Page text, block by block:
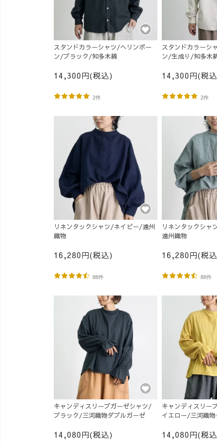
スタンドカラーシャツ/ヘリンボー
ン/ブラック/知多木綿
14,300円(税込)
2件
スタンドカラーシ
ン/生成り/知多木
14,300円(税
2件
リネンタックシャツ/ネイビー/遠州
織物
16,280円(税込)
88件
リネンタックシ
遠州織物
16,280円(税
88件
キャンディスリーブガーゼシャツ/
ブラック/三河織物ダブルガーゼ
14,080円(税込)
キャンディスリー
イエロー/三河織
14,080円(税